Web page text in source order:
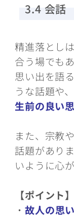
3.4 会話
精進落とし
合う場でも
思い出を語
うな話題や
生前の良い
また、宗教
話題があり
いように心
【ポイント】
・ 故人の思